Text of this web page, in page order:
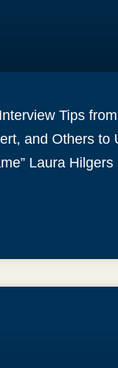
Tips
and Others to
Laura